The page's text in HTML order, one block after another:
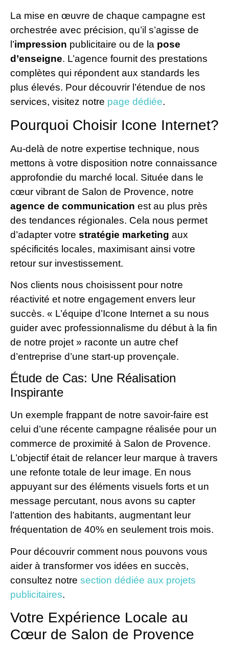
La mise en œuvre de chaque campagne est
orchestrée avec précision, qu’il s’agisse de
l’impression publicitaire ou de la pose
d’enseigne. L’agence fournit des prestations
complètes qui répondent aux standards les
plus élevés. Pour découvrir l’étendue de nos
services, visitez notre page dédiée.
Pourquoi Choisir Icone Internet?
Au-delà de notre expertise technique, nous
mettons à votre disposition notre connaissance
approfondie du marché local. Située dans le
cœur vibrant de Salon de Provence, notre
agence de communication est au plus près
des tendances régionales. Cela nous permet
d’adapter votre stratégie marketing aux
spécificités locales, maximisant ainsi votre
retour sur investissement.
Nos clients nous choisissent pour notre
réactivité et notre engagement envers leur
succès. « L’équipe d’Icone Internet a su nous
guider avec professionnalisme du début à la fin
de notre projet » raconte un autre chef
d’entreprise d’une start-up provençale.
Étude de Cas: Une Réalisation
Inspirante
Un exemple frappant de notre savoir-faire est
celui d’une récente campagne réalisée pour un
commerce de proximité à Salon de Provence.
L’objectif était de relancer leur marque à travers
une refonte totale de leur image. En nous
appuyant sur des éléments visuels forts et un
message percutant, nous avons su capter
l’attention des habitants, augmentant leur
fréquentation de 40% en seulement trois mois.
Pour découvrir comment nous pouvons vous
aider à transformer vos idées en succès,
consultez notre section dédiée aux projets
publicitaires.
Votre Expérience Locale au
Cœur de Salon de Provence